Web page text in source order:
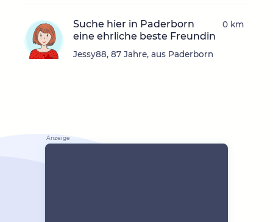
Suche hier in Paderborn
eine ehrliche beste Freundin
Jessy88, 87 Jahre, aus Paderborn
0 km